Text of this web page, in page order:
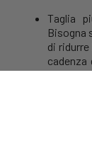
Taglia
Bisogna
di
studio